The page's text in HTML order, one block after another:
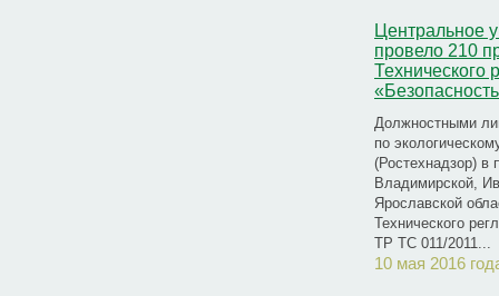
Центральное
провело 210
Технического
Должностными
по
(Ростехнадзор) в
Владимирской,
Ярославской
Технического
ТР ТС 011/2011...
10 мая 2016